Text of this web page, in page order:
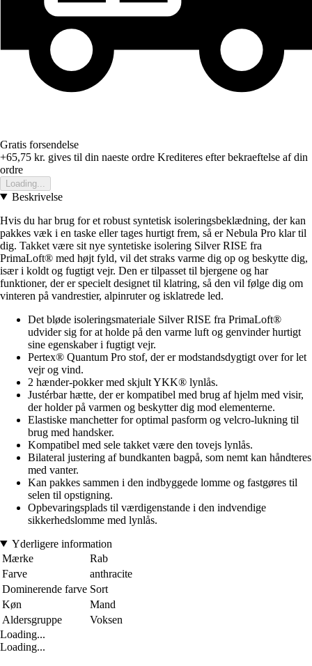
Gratis forsendelse
+65,75 kr. gives til din naeste ordre Krediteres efter bekraeftelse af din
ordre
Loading...
Beskrivelse
Hvis du har brug for et robust syntetisk isoleringsbeklædning, der kan
pakkes væk i en taske eller tages hurtigt frem, så er Nebula Pro klar til
dig. Takket være sit nye syntetiske isolering Silver RISE fra
PrimaLoft® med højt fyld, vil det straks varme dig op og beskytte dig,
især i koldt og fugtigt vejr. Den er tilpasset til bjergene og har
funktioner, der er specielt designet til klatring, så den vil følge dig om
vinteren på vandrestier, alpinruter og isklatrede led.
Det bløde isoleringsmateriale Silver RISE fra PrimaLoft®
udvider sig for at holde på den varme luft og genvinder hurtigt
sine egenskaber i fugtigt vejr.
Pertex® Quantum Pro stof, der er modstandsdygtigt over for let
vejr og vind.
2 hænder-pokker med skjult YKK® lynlås.
Justérbar hætte, der er kompatibel med brug af hjelm med visir,
der holder på varmen og beskytter dig mod elementerne.
Elastiske manchetter for optimal pasform og velcro-lukning til
brug med handsker.
Kompatibel med sele takket være den tovejs lynlås.
Bilateral justering af bundkanten bagpå, som nemt kan håndteres
med vanter.
Kan pakkes sammen i den indbyggede lomme og fastgøres til
selen til opstigning.
Opbevaringsplads til værdigenstande i den indvendige
sikkerhedslomme med lynlås.
Yderligere information
Mærke
Rab
Farve
anthracite
Dominerende farve Sort
Køn
Mand
Aldersgruppe
Voksen
Loading...
Loading...